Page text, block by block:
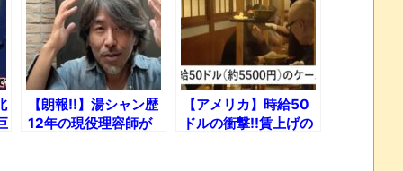
【朗報!!】湯シャン歴
12年の現役理容師が
【アメリカ】時給50
ドルの衝撃!!賃上げの